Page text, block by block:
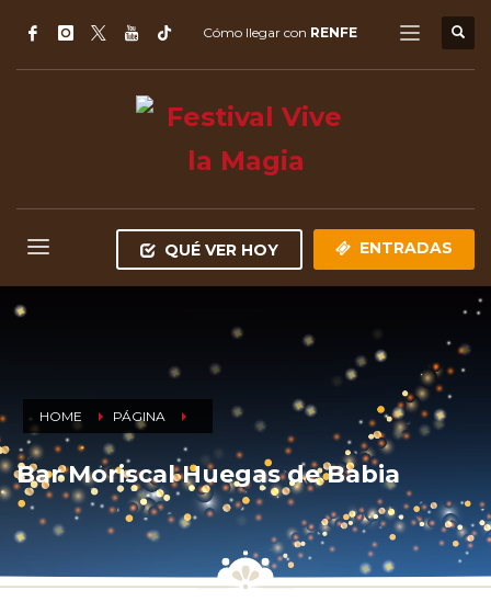
Cómo llegar con RENFE
QUÉ VER HOY ENTRADAS
HOME PÁGINA
Bar Moriscal Huegas de Babia